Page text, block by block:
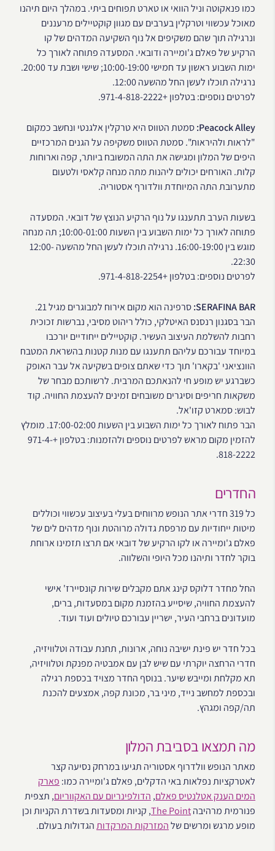
כמו פנאקוטה וניל הוואי או טארט תפוחים ביתי. במהלך היום תיהנו
מאוכל עכשווי וטרקלין בערבים עם מגוון קוקטיילים מרעננים
ונרגילה תוך שהם משקיפים אל נוף השקיעה המדהים של קו
הרקיע של פאלם ג'ומיירה ודובאי. המסעדה פתוחה לאורך כל
ימות השבוע ראשון עד חמישי 10:00-19:00; שישי ושבת עד 20:00.
נרגילה תוכלו לעשן החל מהשעה 12:00.
לפרטים נוספים: בטלפון +971-4-818-2222.
Peacock Alley: סמטת הטווס היא טרקלין אלגנטי ונחשב כמקום
"לראות ולהיראות". סמטת הטווס משקיפה על הגנים המרכזיים
היפים של המלון ומגישה את התה המשובח ביותר, קפה וארוחות
קלות. האורחים יכולים ליהנות מתה מנחה קלאסי ולטעום
מתערובת התה המיוחדת וולדורף אסטוריה.
בשעות הערב תתענגו על נוף הרקיע הנוצץ של דובאי. המסעדה
פתוחה לאורך כל ימות השבוע בין השעות 10:00-01:00; תה מנחה
מוגש בין 16:00-19:00. נרגילה תוכלו לעשן החל מהשעה 12:00-
22:30.
לפרטים נוספים: בטלפון +971-4-818-2254.
SERAFINA BAR:
סרפינה הוא מקום אירוח למבוגרים מגיל 21.
הבר בסגנון רנסנס האיטלקי, כולל ריהוט מסיבי, נברשות זכוכית
רחבות להשלמת העיצוב העשיר. קוקטיילים ייחודיים יורכבו
במיוחד עבורכם עליהם תתענגו עם מנות קטנות בהשראת המטבח
הוונציאני 'בקארו' תוך כדי שאתם צופים בשקיעה אל עבר האופק
כשברגע יש מופע חי להנאתכם המרבית. לרשותכם מבחר של
משקאות חריפים וסיגרים משובחים זמינים להעצמת החוויה. קוד
לבוש: סמארט קזו'אל.
הבר פתוח לאורך כל ימות השבוע בין השעות 17:00-02:00. מומלץ
להזמין מקום מראש לפרטים נוספים ולהזמנות: בטלפון +971-4-
818-2222.
החדרים
כל 319 חדרי אתר הנופש מרווחים בעלי בעיצוב עכשווי וכוללים
מיטות ייחודיות עם מרפסת גדולה מרוהטת ונוף מדהים לים של
פאלם ג'ומיירה או לקו הרקיע של דובאי אם תרצו תזמינו ארוחת
בוקר לחדר ותיהנו מכל היופי והשלווה.
החל מחדר דלוקס קינג אתם מקבלים שירות קונסיירז' אישי
להעצמת החוויה, שיסייע בהזמנת מקום במסעדות, ברים,
מועדונים ברחבי העיר, ישריין עבורכם טיולים ועוד ועוד.
בכל חדר יש פינת ישיבה נוחה, ארונות, תחנת עבודה וטלוויזיה,
חדרי הרחצה יוקרתי עם שיש לבן עם אמבטיה מפנקת וטלוויזיה,
תא מקלחת ומייבש שיער. בנוסף החדר מצויד בכספת רגילה
ובכספת למחשב נייד, מיני בר, מכונת קפה, אמצעים להכנת
תה/קפה ומגהץ.
מה תמצאו בסביבת המלון
מאתר הנופש וולדרוף אסטוריה תגיעו במרחק נסיעה קצר
לאטרקציות נפלאות באי הדקלים, פאלם ג'ומיירה כמו: פארק
המים הענק אטלנטיס פאלם, הדולפינריום עם האקווריום, תצפית
פנורמית מרהיבהThe Point, קניות ומסעדות בשדרת הקניות וכן
מופע מרגש ומרשים שלהמזרקות המרקדותהגדולות בעולם.